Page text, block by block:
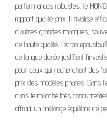
performances robustes, le
rapport qualité-prix. Il rivalise
d’autres grandes marques,
de haute qualité, l’écran
de longue durée justifient
pour ceux qui recherchent des
prix des modèles phares. Dans
dans le marché très
offrant un mélange équilibré de